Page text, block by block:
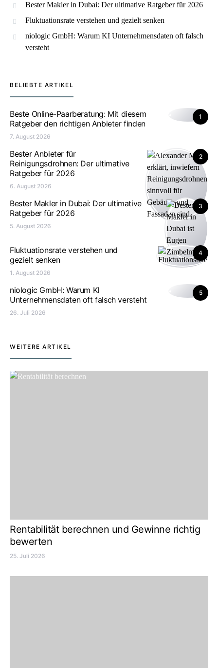
Bester Makler in Dubai: Der ultimative Ratgeber für 2026
Fluktuationsrate verstehen und gezielt senken
niologic GmbH: Warum KI Unternehmensdaten oft falsch
versteht
BELIEBTE ARTIKEL
1
Beste Online-Paarberatung: Mit diesem
Ratgeber den richtigen Anbieter finden
7. August 2026
2
Bester Anbieter für
Reinigungsdrohnen: Der ultimative
Ratgeber für 2026
6. August 2026
3
Bester Makler in Dubai: Der ultimative
Ratgeber für 2026
5. August 2026
4
Fluktuationsrate verstehen und
gezielt senken
1. August 2026
5
niologic GmbH: Warum KI
Unternehmensdaten oft falsch versteht
26. Juli 2026
WEITERE ARTIKEL
Rentabilität berechnen und Gewinne richtig
bewerten
25. Juli 2026